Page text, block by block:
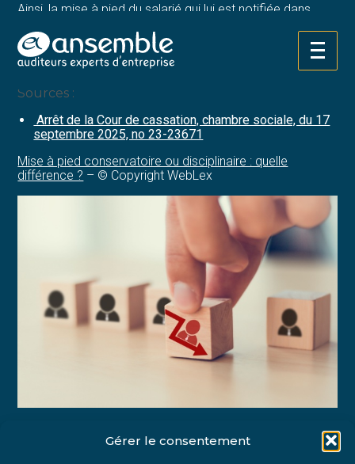
Gérer le consentement
Aller
au
Ainsi, la mise à pied du salarié qui lui est notifiée dans
nécessaire par ses manquements est bel et bien une
mise à pied provisoire et ne constitue pas une sanction
disciplinaire.
Sources :
Arrêt de la Cour de cassation, chambre sociale, du 17
septembre 2025, no 23-23671
Mise à pied conservatoire ou disciplinaire : quelle
différence ? – © Copyright WebLex